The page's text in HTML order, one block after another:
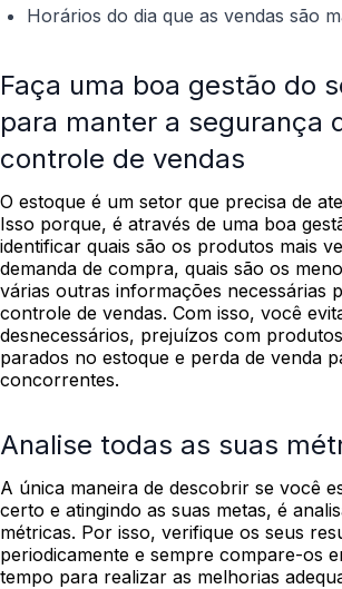
Horários do dia que as vendas são
Faça uma boa gestão do
para manter a segurança
controle de vendas
O estoque é um setor que precisa de
Isso porque, é através de uma boa
identificar quais são os produtos mais
demanda de compra, quais são os
várias outras informações necessárias
controle de vendas. Com isso, você
desnecessários, prejuízos com
parados no estoque e perda de venda
concorrentes.
Analise todas as suas
A única maneira de descobrir se você
certo e atingindo as suas metas, é
métricas. Por isso, verifique os seus
periodicamente e sempre compare-os
tempo para realizar as melhorias